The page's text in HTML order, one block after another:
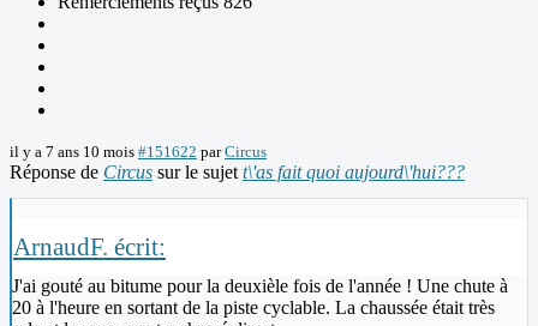
il y a 7 ans 10 mois #151622 parCircus
Réponse de Circus sur le sujet t\'as fait quoi aujourd\'hui???
ArnaudF. écrit:
J'ai gouté au bitume pour la deuxièle fois de l'année ! Une chute à
20 à l'heure en sortant de la piste cyclable. La chaussée était très